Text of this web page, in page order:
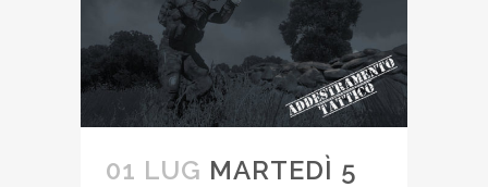
01 LUG MARTEDÌ 5